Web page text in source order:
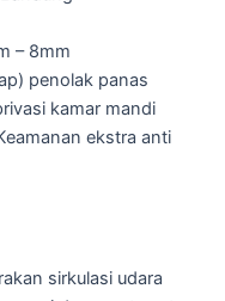
– 8mm
penolak panas
kamar mandi
ekstra anti
sirkulasi udara